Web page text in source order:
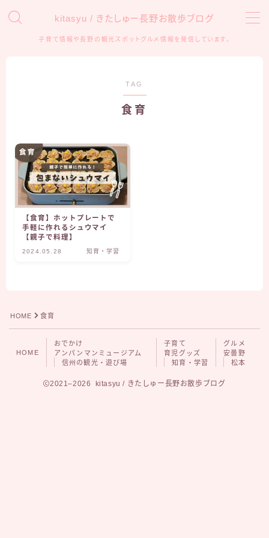
kitasyu / きたしゅー長野お散歩ブログ
子育て情報や長野の観光スポットグルメ情報を発信しています。
MENU
信州の観光・遊び場
子育て
育児グッズ
知育・学習
松本
TAG
食育
【食育】ホットプレートで
手軽に作れるシュウマイ
【親子で料理】
2024.05.28 知育・学習
HOME 食育
HOME
おでかけ
アンパンマンミュージアム
信州の観光・遊び場
子育て
育児グッズ
知育・学習
グルメ
安曇野
松本
2021–2026 kitasyu / きたしゅー長野お散歩ブログ